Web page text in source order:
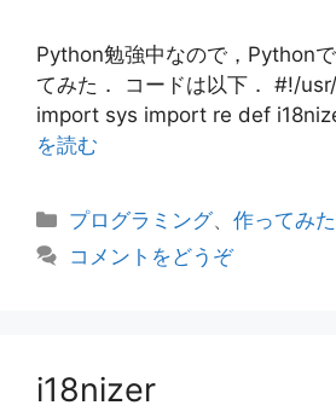
Python勉強中なので，Python
てみた． コードは以下． #!/
import sys import re def
を読む
カ
プログラミング、作ってみた
コメントをどうぞ
i18nizer